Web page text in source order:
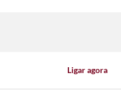
Ligar agora